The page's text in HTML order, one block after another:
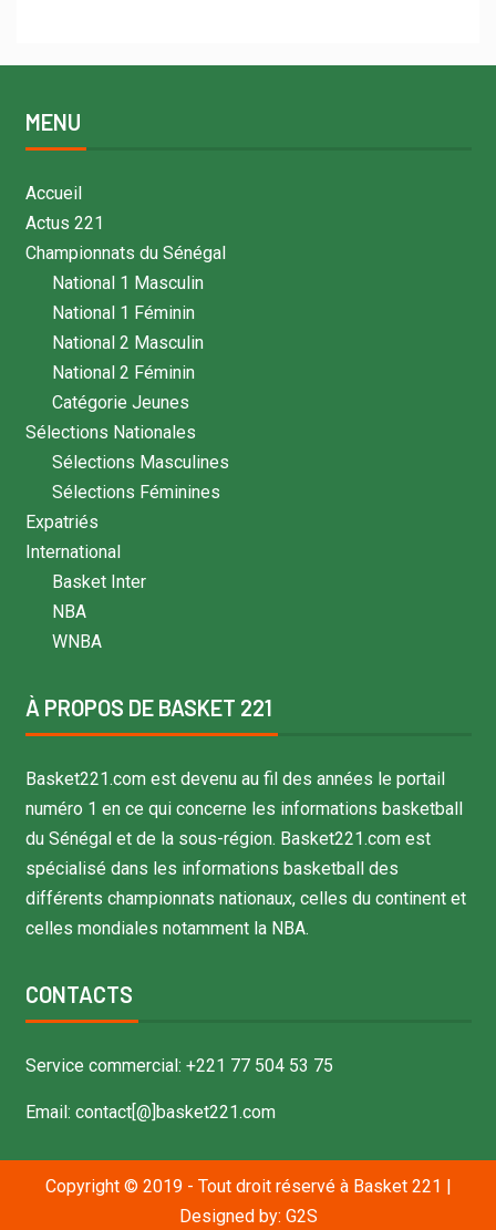
MENU
Accueil
Actus 221
Championnats du Sénégal
National 1 Masculin
National 1 Féminin
National 2 Masculin
National 2 Féminin
Catégorie Jeunes
Sélections Nationales
Sélections Masculines
Sélections Féminines
Expatriés
International
Basket Inter
NBA
WNBA
À PROPOS DE BASKET 221
Basket221.com est devenu au fil des années le portail
numéro 1 en ce qui concerne les informations basketball
du Sénégal et de la sous-région. Basket221.com est
spécialisé dans les informations basketball des
différents championnats nationaux, celles du continent et
celles mondiales notamment la NBA.
CONTACTS
Service commercial: +221 77 504 53 75
Email: contact[@]basket221.com
Copyright © 2019 - Tout droit réservé à Basket 221 |
Designed by: G2S